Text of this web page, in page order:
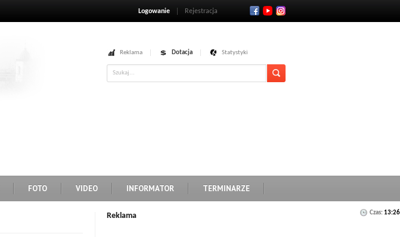
Logowanie Rejestracja
Reklama Dotacja Statystyki
FOTO VIDEO INFORMATOR TERMINARZE
Czas: 13:26
Reklama